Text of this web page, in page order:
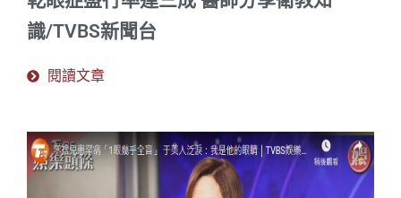
識/TVBS新聞台
閱讀文章